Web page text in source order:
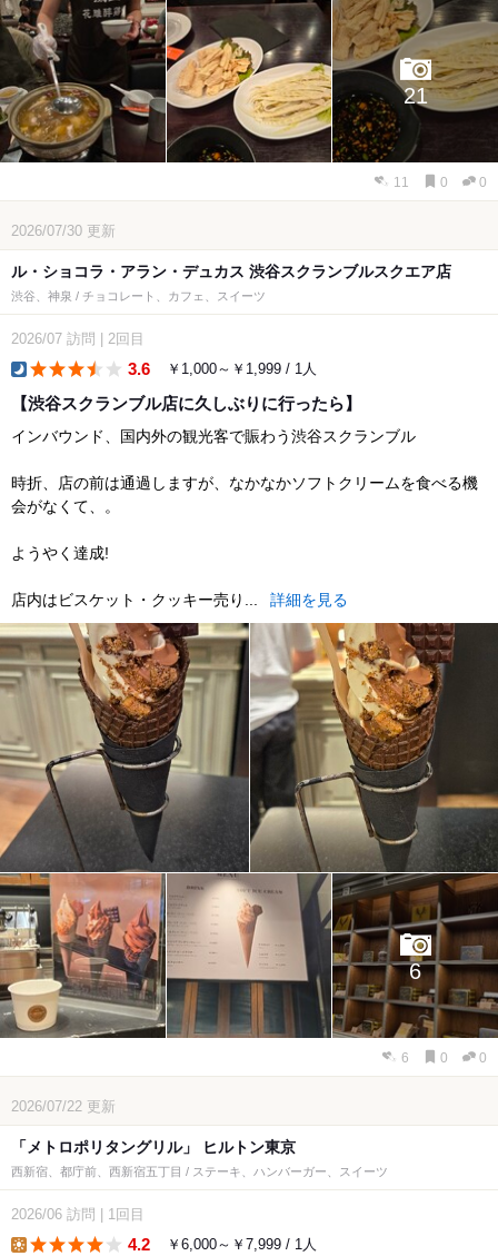
21
11 0 0
2026/07/30 更新
ル・ショコラ・アラン・デュカス 渋谷スクランブルスクエア店
渋谷、神泉 / チョコレート、カフェ、スイーツ
2026/07 訪問 2回目
3.6 ￥1,000～￥1,999 / 1人
【渋谷スクランブル店に久しぶりに行ったら】
インバウンド、国内外の観光客で賑わう渋谷スクランブル
時折、店の前は通過しますが、なかなかソフトクリームを食べる機
会がなくて、。
ようやく達成!
店内はビスケット・クッキー売り... 詳細を見る
6
6 0 0
2026/07/22 更新
「メトロポリタングリル」 ヒルトン東京
西新宿、都庁前、西新宿五丁目 / ステーキ、ハンバーガー、スイーツ
2026/06 訪問 1回目
4.2 ￥6,000～￥7,999 / 1人